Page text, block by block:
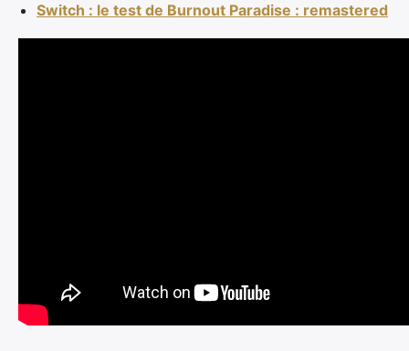
Switch : le test de Burnout Paradise : remastered